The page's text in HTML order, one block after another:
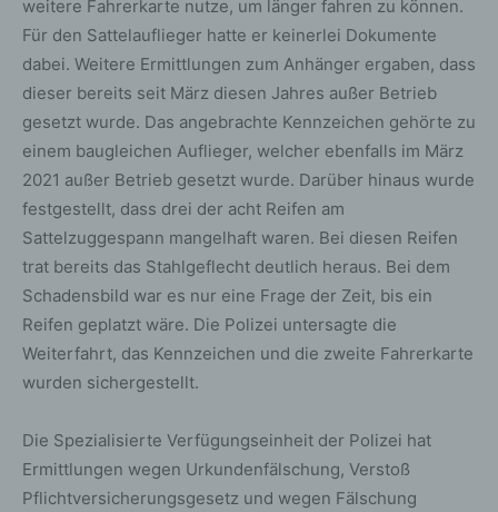
weitere Fahrerkarte nutze, um länger fahren zu können.
Für den Sattelauflieger hatte er keinerlei Dokumente
dabei. Weitere Ermittlungen zum Anhänger ergaben, dass
dieser bereits seit März diesen Jahres außer Betrieb
gesetzt wurde. Das angebrachte Kennzeichen gehörte zu
einem baugleichen Auflieger, welcher ebenfalls im März
2021 außer Betrieb gesetzt wurde. Darüber hinaus wurde
festgestellt, dass drei der acht Reifen am
Sattelzuggespann mangelhaft waren. Bei diesen Reifen
trat bereits das Stahlgeflecht deutlich heraus. Bei dem
Schadensbild war es nur eine Frage der Zeit, bis ein
Reifen geplatzt wäre. Die Polizei untersagte die
Weiterfahrt, das Kennzeichen und die zweite Fahrerkarte
wurden sichergestellt.
Die Spezialisierte Verfügungseinheit der Polizei hat
Ermittlungen wegen Urkundenfälschung, Verstoß
Pflichtversicherungsgesetz und wegen Fälschung